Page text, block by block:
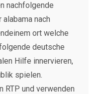
nachfolgende
nach
ort welche
deutsche
Hilfe innervieren,
spielen.
RTP und verwenden